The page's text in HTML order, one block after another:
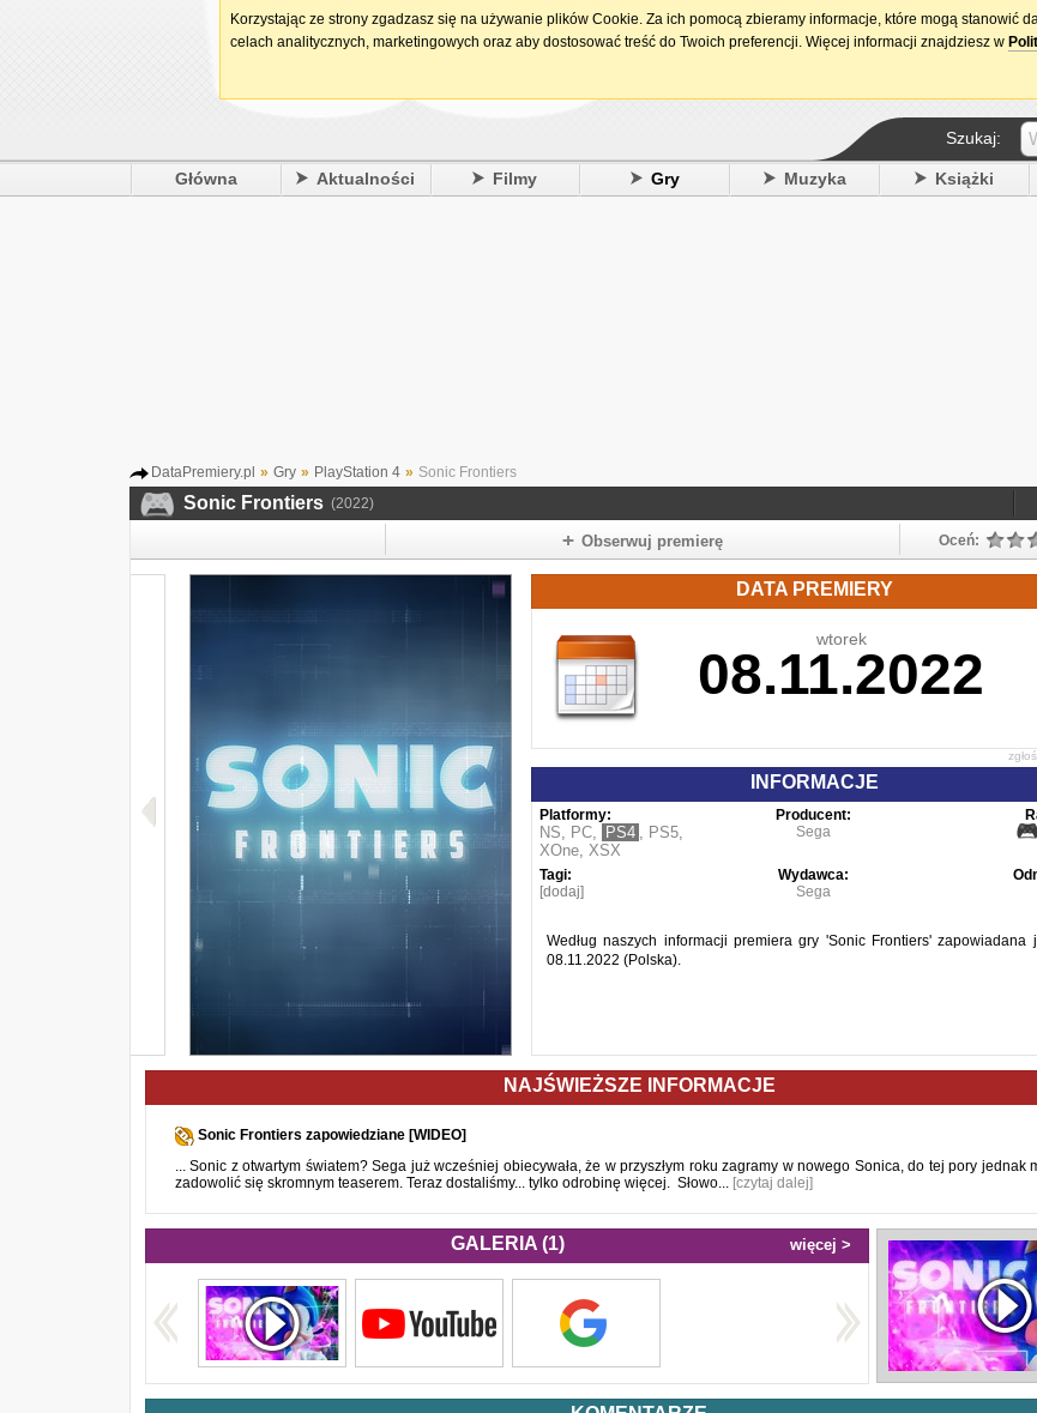
15. urodziny
Szukaj:
Główna Aktualności Filmy Gry Muzyka Książki
DataPremiery.pl » Gry » PlayStation 4 » Sonic Frontiers
Sonic Frontiers (2022)
Obserwuj premierę Oceń:
DATA PREMIERY
wtorek
08.11.2022
INFORMACJE
Platformy:
NS, PC, PS4 , PS5,
XOne, XSX
Producent:
Sega
Tagi:
[dodaj]
Wydawca:
Sega
Według naszych informacji premiera gry 'Sonic Frontiers' zapowiadana
08.11.2022 (Polska).
NAJŚWIEŻSZE INFORMACJE
Sonic Frontiers zapowiedziane [WIDEO]
... Sonic z otwartym światem? Sega już wcześniej obiecywała, że w przyszłym roku zagramy w nowego Sonica, do tej pory jednak
zadowolić się skromnym teaserem. Teraz dostaliśmy... tylko odrobinę więcej. Słowo... [czytaj dalej]
GALERIA (1) więcej >
Korzystając ze strony zgadzasz się na używanie plików Cookie. Za ich pomocą zbieramy informacje, które mogą stanowić
celach analitycznych, marketingowych oraz aby dostosować treść do Twoich preferencji. Więcej informacji znajdziesz w